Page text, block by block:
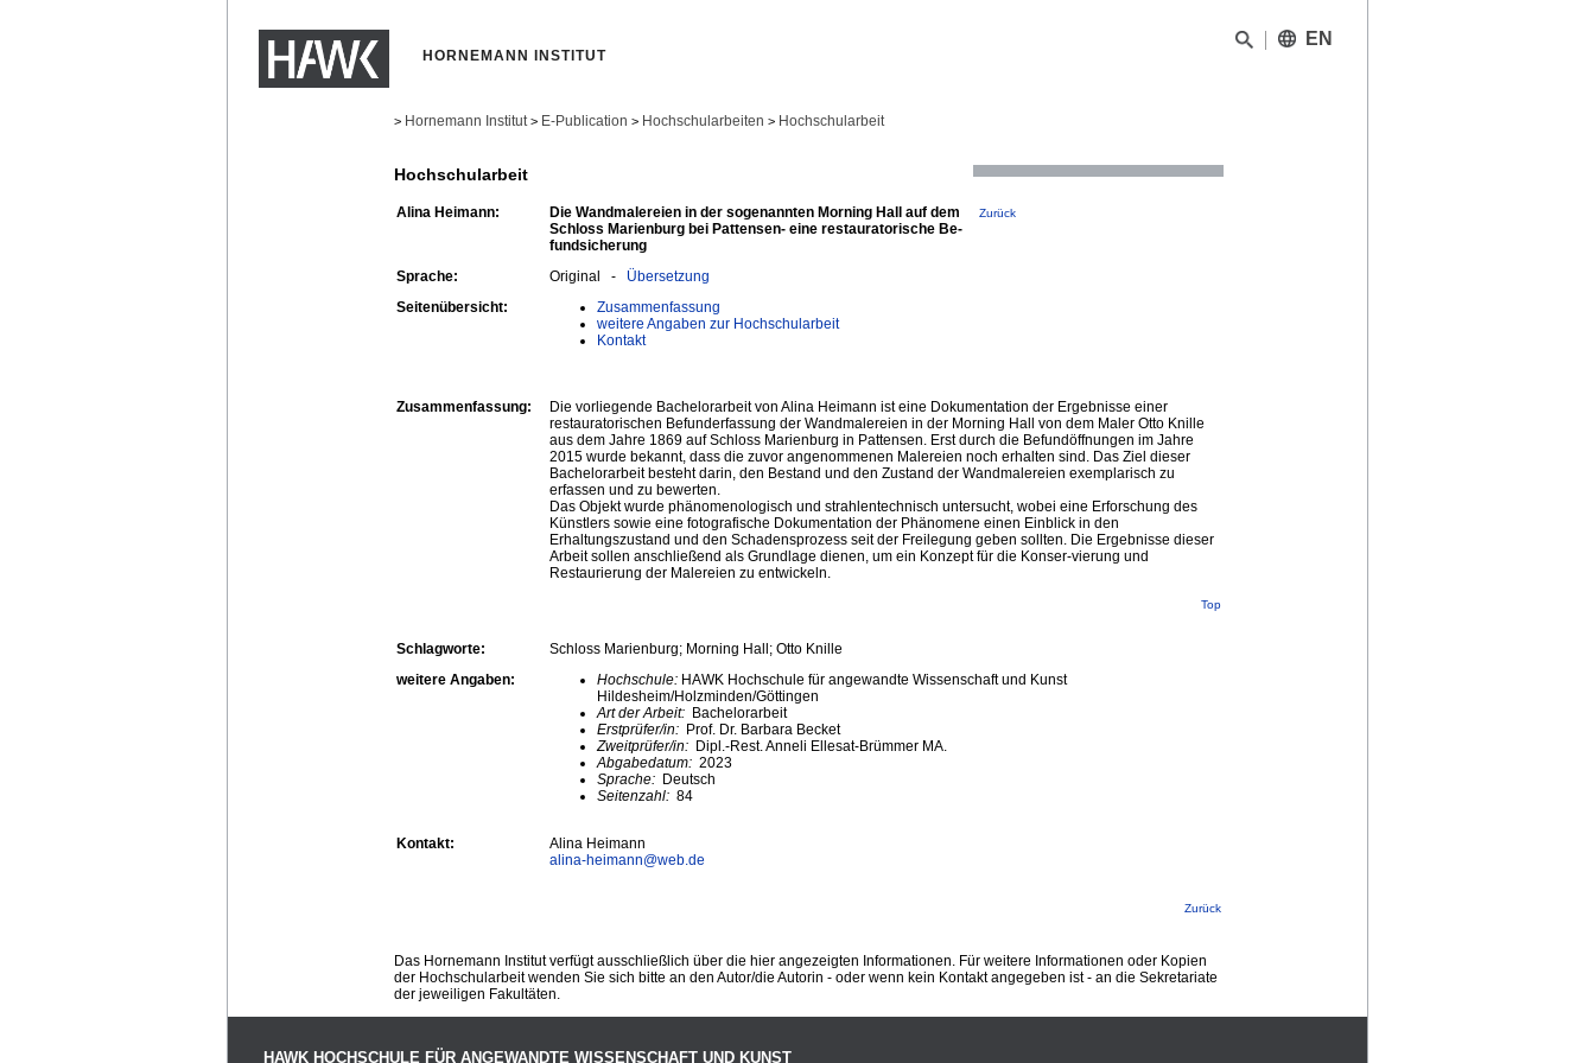
HORNEMANN INSTITUT
EN
> Hornemann Institut > E-Publication > Hochschularbeiten > Hochschularbeit
Hochschularbeit
Alina Heimann:
Die Wandmalereien in der sogenannten Morning Hall auf dem
Schloss Marienburg bei Pattensen- eine restauratorische Be-
fundsicherung
Zurück
Sprache: Original - Übersetzung
Seitenübersicht:
Zusammenfassung
weitere Angaben zur Hochschularbeit
Kontakt
Zusammenfassung:
Die vorliegende Bachelorarbeit von Alina Heimann ist eine Dokumentation der Ergebnisse einer
restauratorischen Befunderfassung der Wandmalereien in der Morning Hall von dem Maler Otto Knille
aus dem Jahre 1869 auf Schloss Marienburg in Pattensen. Erst durch die Befundöffnungen im Jahre
2015 wurde bekannt, dass die zuvor angenommenen Malereien noch erhalten sind. Das Ziel dieser
Bachelorarbeit besteht darin, den Bestand und den Zustand der Wandmalereien exemplarisch zu
erfassen und zu bewerten.
Das Objekt wurde phänomenologisch und strahlentechnisch untersucht, wobei eine Erforschung des
Künstlers sowie eine fotografische Dokumentation der Phänomene einen Einblick in den
Erhaltungszustand und den Schadensprozess seit der Freilegung geben sollten. Die Ergebnisse dieser
Arbeit sollen anschließend als Grundlage dienen, um ein Konzept für die Konser-vierung und
Restaurierung der Malereien zu entwickeln.
Top
Schlagworte:
Schloss Marienburg; Morning Hall; Otto Knille
weitere Angaben:
Hochschule: HAWK Hochschule für angewandte Wissenschaft und Kunst
Hildesheim/Holzminden/Göttingen
Art der Arbeit: Bachelorarbeit
Erstprüfer/in: Prof. Dr. Barbara Becket
Zweitprüfer/in: Dipl.-Rest. Anneli Ellesat-Brümmer MA.
Abgabedatum: 2023
Sprache: Deutsch
Seitenzahl: 84
Kontakt:
Alina Heimann
alina-heimann@web.de
Zurück
Das Hornemann Institut verfügt ausschließlich über die hier angezeigten Informationen. Für weitere Informationen oder Kopien
der Hochschularbeit wenden Sie sich bitte an den Autor/die Autorin - oder wenn kein Kontakt angegeben ist - an die Sekretariate
der jeweiligen Fakultäten.
HAWK HOCHSCHULE FÜR ANGEWANDTE WISSENSCHAFT UND KUNST